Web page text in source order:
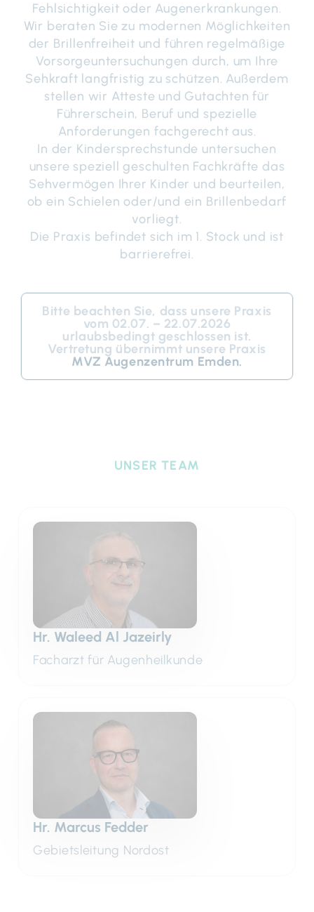
Fehlsichtigkeit oder Augenerkrankungen.
Wir beraten Sie zu modernen Möglichkeiten
der Brillenfreiheit und führen regelmäßige
Vorsorgeuntersuchungen durch, um Ihre
Sehkraft langfristig zu schützen. Außerdem
stellen wir Atteste und Gutachten für
Führerschein, Beruf und spezielle
Anforderungen fachgerecht aus.
In der Kindersprechstunde untersuchen
unsere speziell geschulten Fachkräfte das
Sehvermögen Ihrer Kinder und beurteilen,
ob ein Schielen oder/und ein Brillenbedarf
vorliegt.
Die Praxis befindet sich im 1. Stock und ist
barrierefrei.
Bitte beachten Sie, dass unsere Praxis
vom 02.07. – 22.07.2026
urlaubsbedingt geschlossen ist.
Vertretung übernimmt unsere Praxis
MVZ Augenzentrum Emden.
UNSER TEAM
Hr. Waleed Al Jazeirly
Facharzt für Augenheilkunde
Hr. Marcus Fedder
Gebietsleitung Nordost